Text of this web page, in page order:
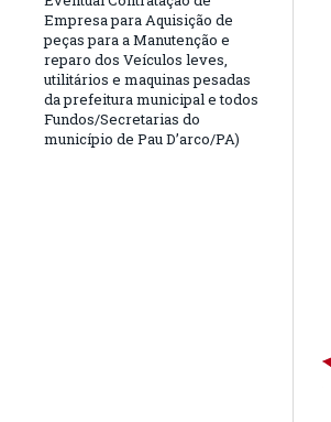
Empresa para Aquisição de
peças para a Manutenção e
reparo dos Veículos leves,
utilitários e maquinas pesadas
da prefeitura municipal e todos
Fundos/Secretarias do
município de Pau D’arco/PA)